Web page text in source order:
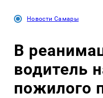
Новости Самары
В
водитель
пожилого